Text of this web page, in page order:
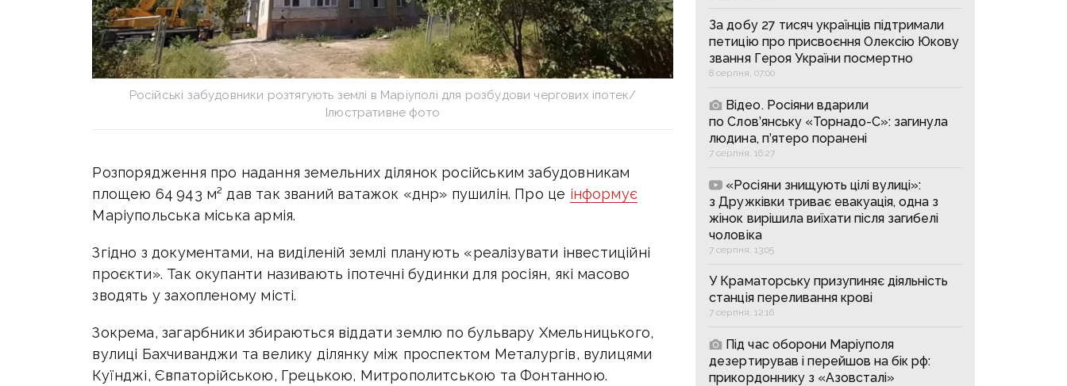
Російські забудовники розтягують землі в Маріуполі для розбудови чергових іпотек/
Ілюстративне фото
Розпорядження про надання земельних ділянок російським забудовникам
площею 64 943 м² дав так званий ватажок «днр» пушилін. Про це інформує
Маріупольська міська армія.
Згідно з документами, на виділеній землі планують «реалізувати інвестиційні
проєкти». Так окупанти називають іпотечні будинки для росіян, які масово
зводять у захопленому місті.
Зокрема, загарбники збираються віддати землю по бульвару Хмельницького,
вулиці Бахчиванджи та велику ділянку між проспектом Металургів, вулицями
Куїнджі, Євпаторійською, Грецькою, Митрополитською та Фонтанною.
За добу 27 тисяч українців підтримали
петицію про присвоєння Олексію Юкову
звання Героя України посмертно
8 серпня, 07:00
Відео. Росіяни вдарили
по Слов’янську «Торнадо-С»: загинула
людина, п’ятеро поранені
7 серпня, 16:27
«Росіяни знищують цілі вулиці»:
з Дружківки триває евакуація, одна з
жінок вирішила виїхати після загибелі
чоловіка
7 серпня, 13:05
У Краматорську призупиняє діяльність
станція переливання крові
7 серпня, 12:16
Під час оборони Маріуполя
дезертирував і перейшов на бік рф:
прикордоннику з «Азовсталі»